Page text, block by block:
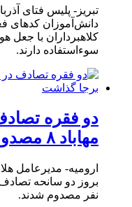
تبریز- پلیس فتای
دانش‌آموزان کدهای
کلاهبرداران با جعل
سوءاستفاده دارند.
دو فقره
مهاباد ۸ مصدوم برجا گذاشت
ارومیه- مدیرعامل
نفر مصدوم شدند.